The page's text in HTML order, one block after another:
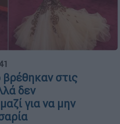
στις
δεν
για να μην